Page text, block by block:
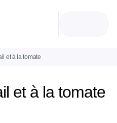
et à la tomate
et à la tomate